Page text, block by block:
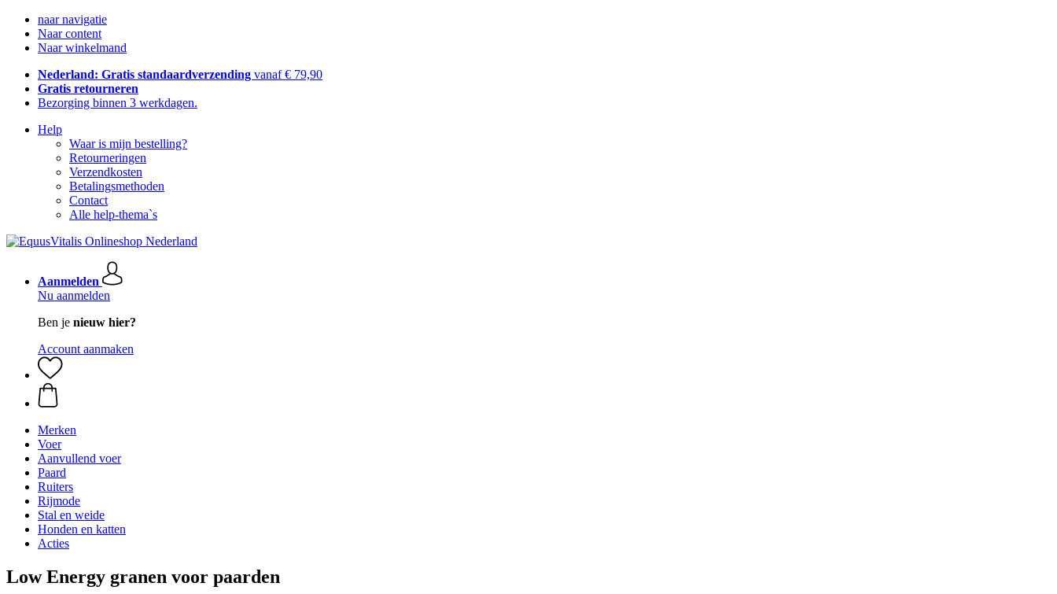
naar navigatie
Naar content
Naar winkelmand
Nederland: Gratis standaardverzending vanaf € 79,90
Gratis retourneren
Bezorging binnen 3 werkdagen.
Help
Waar is mijn bestelling?
Retourneringen
Verzendkosten
Betalingsmethoden
Contact
Alle help-thema`s
Aanmelden
Nu aanmelden
Ben je nieuw hier?
Account aanmaken
Merken
Voer
Aanvullend voer
Paard
Ruiters
Rijmode
Stal en weide
Honden en katten
Acties
Low Energy granen voor paarden